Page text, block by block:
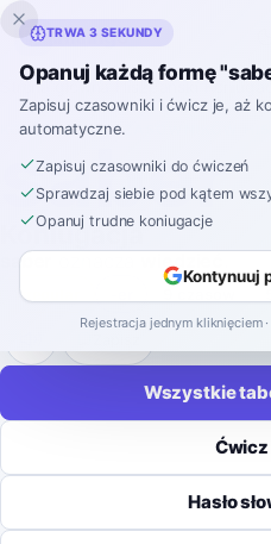
Inklingo
Strona główna›Hiszpański›
KONIUGACJA CZASOWNIKÓW
saber
Koniugacja
saber wiedzieć
irregular
Wszystkie
Hasło
TRWA 3 SEKUNDY
Opanuj każdą formę
Zapisuj czasowniki i ćwicz je, aż
automatyczne.
Zapisuj czasowniki do ćwiczeń
Sprawdzaj siebie pod kątem
Opanuj trudne koniugacje
Kontynuuj
Rejestracja jednym kliknięciem